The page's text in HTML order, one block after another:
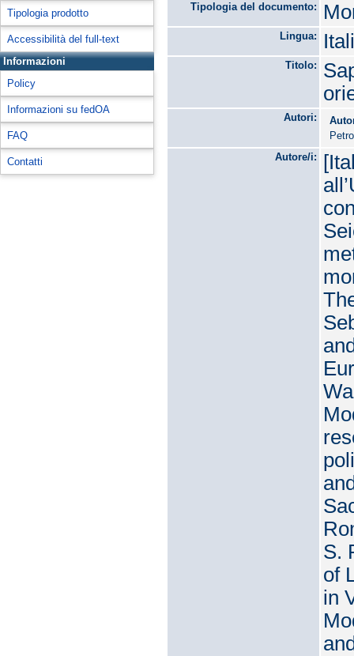
Tipologia prodotto
Accessibilità del full-text
Informazioni
Policy
Informazioni su fedOA
FAQ
Contatti
Tipologia del documento:
Lingua:
Titolo:
Autori:
Autore/i:
S.
of
in